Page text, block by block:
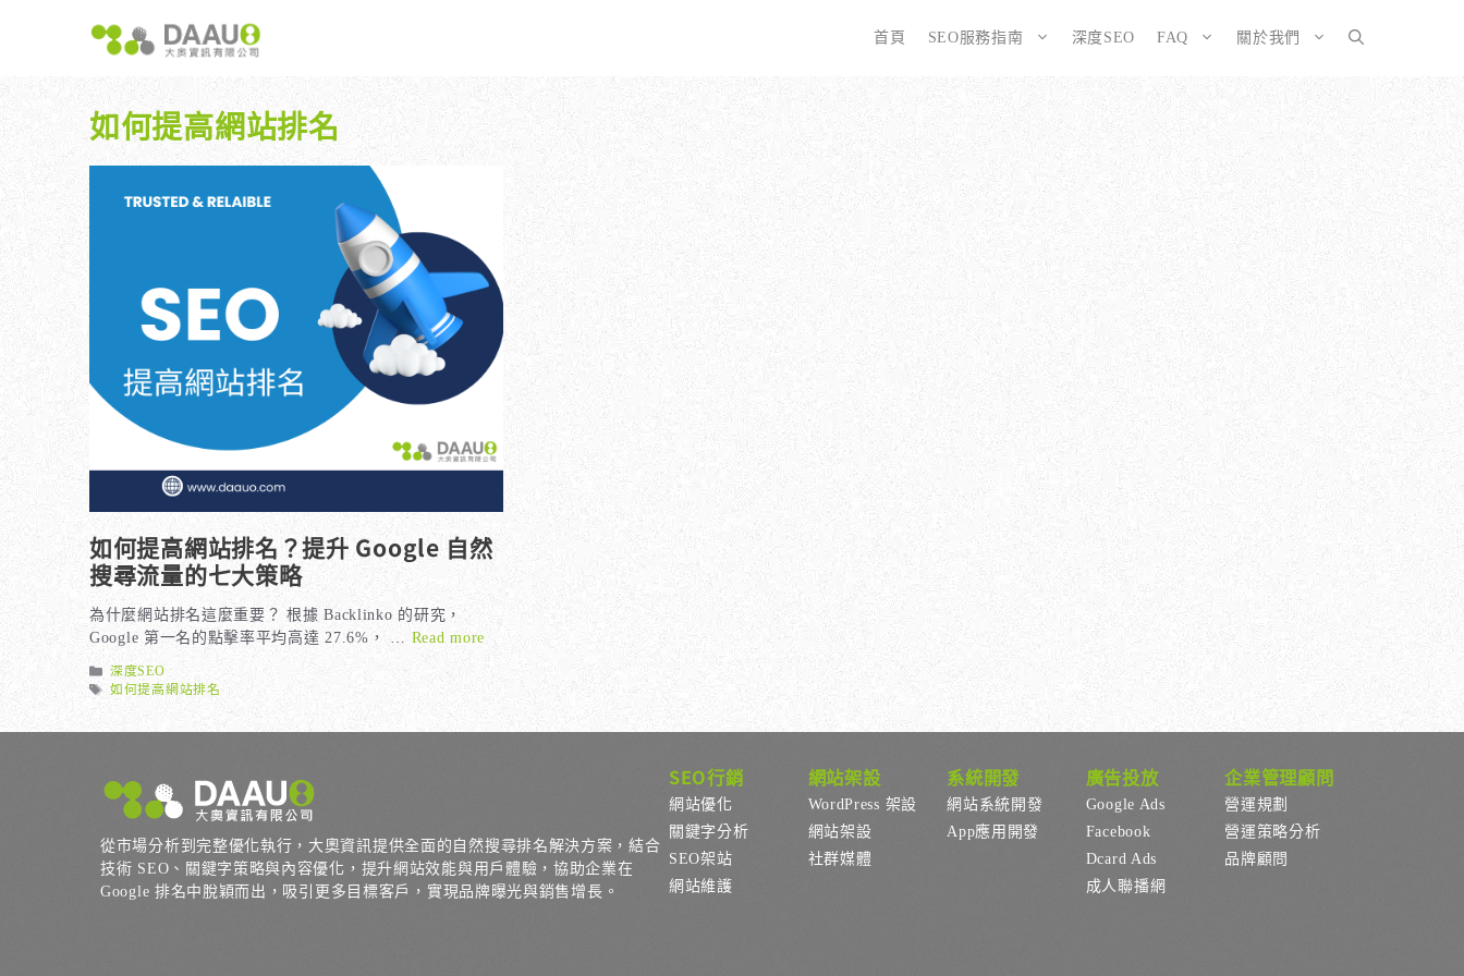
內
首頁 SEO服務指南
大奧獨家 AISEO矩陣系統｜SEO自動化輕鬆佈局關鍵字
八大專業SEO服務：網站流量快速成長
SEO 救星：你的網站沒有自然流量嗎？
專業SEO撰寫：提升網站SEO自然排序
維基百科：提升品牌形象與SEO的雙贏策略
網站系統開發：打造高效能業務需求的網站
全面優化網站語法：提升SEO表現
調整SEO關鍵字分布：精準地收錄
大奧專業寫手團隊：賦予深度與價值
行動優化與語法微調：搜尋引擎更愛
為SEO而生的網站
選擇CMS或客製化網站：為您的打造完美SEO網站
WordPress 架設與 SEO 優化完整方案
SEO網站改造：您的舊網站是否正在拖累排名？
SEO網站維護與長期優化
深度SEO FAQ
如何開始 SEO？新手指南
SEO 的定義與基本概念
SEO 的運作原理
SEO 的重要性：為什麼企業需要它？
什麼是白帽SEO、灰帽SEO與黑帽SEO？
我們提供哪些 SEO 服務？
SEO 優化的具體流程是什麼？
廣告行銷基礎知識
廣告平台與策略選擇
Google Ads 和 Facebook 廣告有什麼不
預算與效益管理
廣告投放後如何追蹤成效？
大奧資訊的網站架設服務包含哪些項目？
如何確保網站符合 SEO 標準？
網站架構與技術 SEO 優化
響應式設計的優勢
關於我們
如何提高網站排名
如何提高網站排名？提升 Google 自然
搜尋流量的七大策略
為什麼網站排名這麼重要？ 根據 Backlinko 的研究，
Google 第一名的點擊率平均高達 27.6%， … Read more
分
類
深度SEO
標
籤
如何提高網站排名
從市場分析到完整優化執行，大奧資訊提供全面的自然搜尋排名解決方案，結合
技術 SEO、關鍵字策略與內容優化，提升網站效能與用戶體驗，協助企業在
Google 排名中脫穎而出，吸引更多目標客戶，實現品牌曝光與銷售增長。
SEO行銷
網站優化
關鍵字分析
SEO架站
網站維護
網站架設
WordPress 架設
網站架設
社群媒體
系統開發
網站系統開發
App應用開發
廣告投放
Google Ads
Facebook
Dcard Ads
成人聯播網
企業管理顧問
營運規劃
營運策略分析
品牌顧問